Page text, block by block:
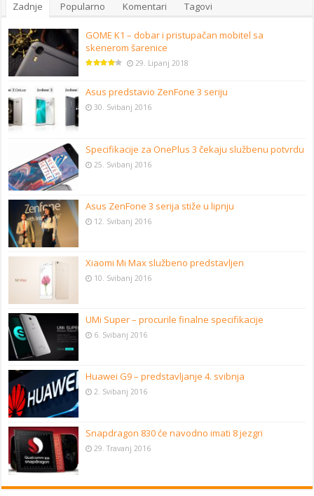
Zadnje Popularno Komentari Tagovi
GOME K1 – dobar i pristupačan mobitel sa
skenerom šarenice
29. Lipanj 2018
Asus predstavio ZenFone 3 seriju
30. Svibanj 2016
Specifikacije za OnePlus 3 čekaju službenu potvrdu
25. Svibanj 2016
Asus ZenFone 3 serija stiže u lipnju
12. Svibanj 2016
Xiaomi Mi Max službeno predstavljen
10. Svibanj 2016
UMi Super – procurile finalne specifikacije
6. Svibanj 2016
Huawei G9 – predstavljanje 4. svibnja
2. Svibanj 2016
Snapdragon 830 će navodno imati 8 jezgri
29. Travanj 2016